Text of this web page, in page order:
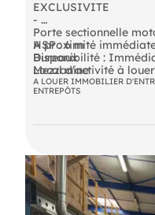
EXCLUSIVITE
-
A proximité
Local d'activité à
m² environ
Porte sectionnelle
HSP : 6 m
Bureaux
Mezzanine
Isolation double peau
Places de parking
Disponibilité :
Pour plus
Les informations sur
est exposé sont
A LOUER IMMOBILIER
ENTREPÔTS